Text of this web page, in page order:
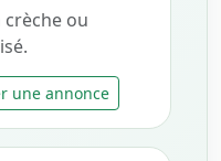
crèche ou
une annonce